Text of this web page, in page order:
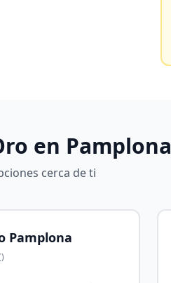
en Pamplona
cerca de ti
Pamplona
)